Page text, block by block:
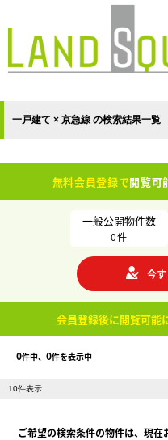
一戸建て × 京急線 の検索結果一覧
無料会員登録で閲覧可
一般公開物件数
0件
今
会員登録後に閲覧可能
0件中、 0件を表示中
ご希望の検索条件の物件は、現在